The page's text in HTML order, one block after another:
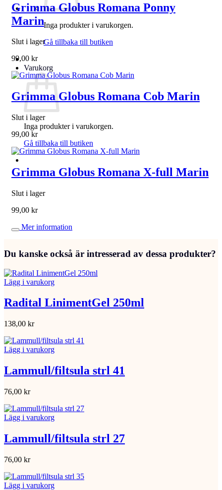
Inga produkter i varukorgen.
Gå tillbaka till butiken
Varukorg
Inga produkter i varukorgen.
Gå tillbaka till butiken
Grimma Globus Romana Ponny
Marin
Slut i lager
99,00 kr
Grimma Globus Romana Cob Marin
Slut i lager
99,00 kr
Grimma Globus Romana X-full Marin
Slut i lager
99,00 kr
Mer information
Du kanske också är intresserad av dessa produkter?
Lägg i varukorg
Radital LinimentGel 250ml
138,00 kr
Lägg i varukorg
Lammull/filtsula strl 41
76,00 kr
Lägg i varukorg
Lammull/filtsula strl 27
76,00 kr
Lägg i varukorg